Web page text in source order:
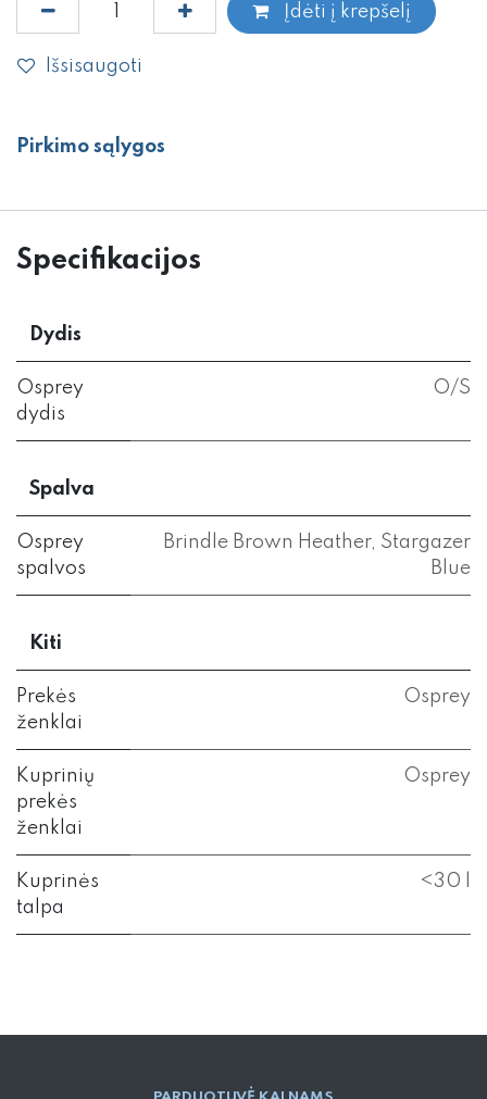
Įdėti į krepšelį
Išsisaugoti
Pirkimo sąlygos
Specifikacijos
Dydis
Osprey
dydis
O/S
Spalva
Osprey
spalvos
Brindle Brown Heather, Stargazer
Blue
Kiti
Prekės
ženklai
Osprey
Kuprinių
prekės
ženklai
Osprey
Kuprinės
talpa
<30 l